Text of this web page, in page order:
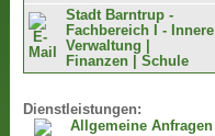
Stadt Barntrup -
Fachbereich I - Innere
Verwaltung |
Finanzen | Schule
Dienstleistungen:
Allgemeine Anfragen